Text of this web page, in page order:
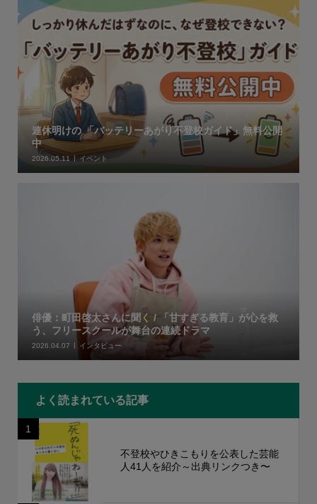
連休明けの 「バッテリーあがり不登校ガイド」無料公開
中
2026.05.11 イベント
俳優：町田啓太さんに聞く / 「甘すぎる教育」が心を救
う、フリースクールが舞台の連続ドラマ
2026.04.07 インタビュー
よく読まれている記事
1
不登校やひきこもりを公表した芸能
人41人を紹介～出典リンクつき〜